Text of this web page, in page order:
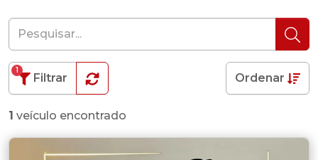
Filtrar
1
Ordenar
1 veículo encontrado